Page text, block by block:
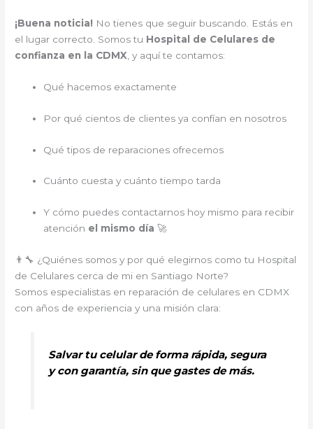
¡Buena noticia! No tienes que seguir buscando. Estás en
el lugar correcto. Somos tu Hospital de Celulares de
confianza en la CDMX , y aquí te contamos:
Qué hacemos exactamente
Por qué cientos de clientes ya confían en nosotros
Qué tipos de reparaciones ofrecemos
Cuánto cuesta y cuánto tiempo tarda
Y cómo puedes contactarnos hoy mismo para recibir
atención el mismo día 🚀
👨‍🔧 ¿Quiénes somos y por qué elegirnos como tu Hospital
de Celulares cerca de mi en Santiago Norte?
Somos especialistas en reparación de celulares en CDMX
con años de experiencia y una misión clara:
Salvar tu celular de forma rápida, segura
y con garantía, sin que gastes de más.